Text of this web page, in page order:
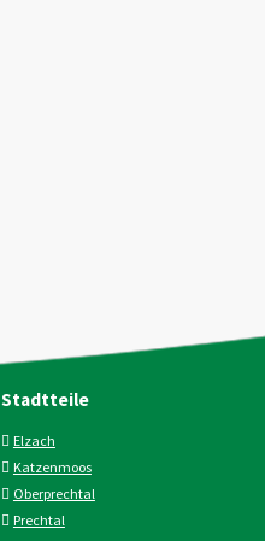
Stadtteile
Elzach
Katzenmoos
Oberprechtal
Prechtal